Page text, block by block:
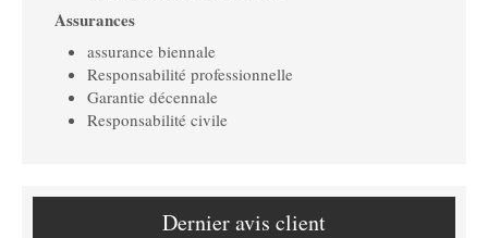
Assurances
assurance biennale
Responsabilité professionnelle
Garantie décennale
Responsabilité civile
Dernier avis client